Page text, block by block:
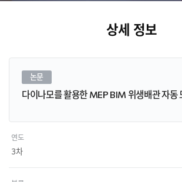
상세 정보
논문
다이나모를 활용한 MEP BIM 위생배관 자동
연도
3차